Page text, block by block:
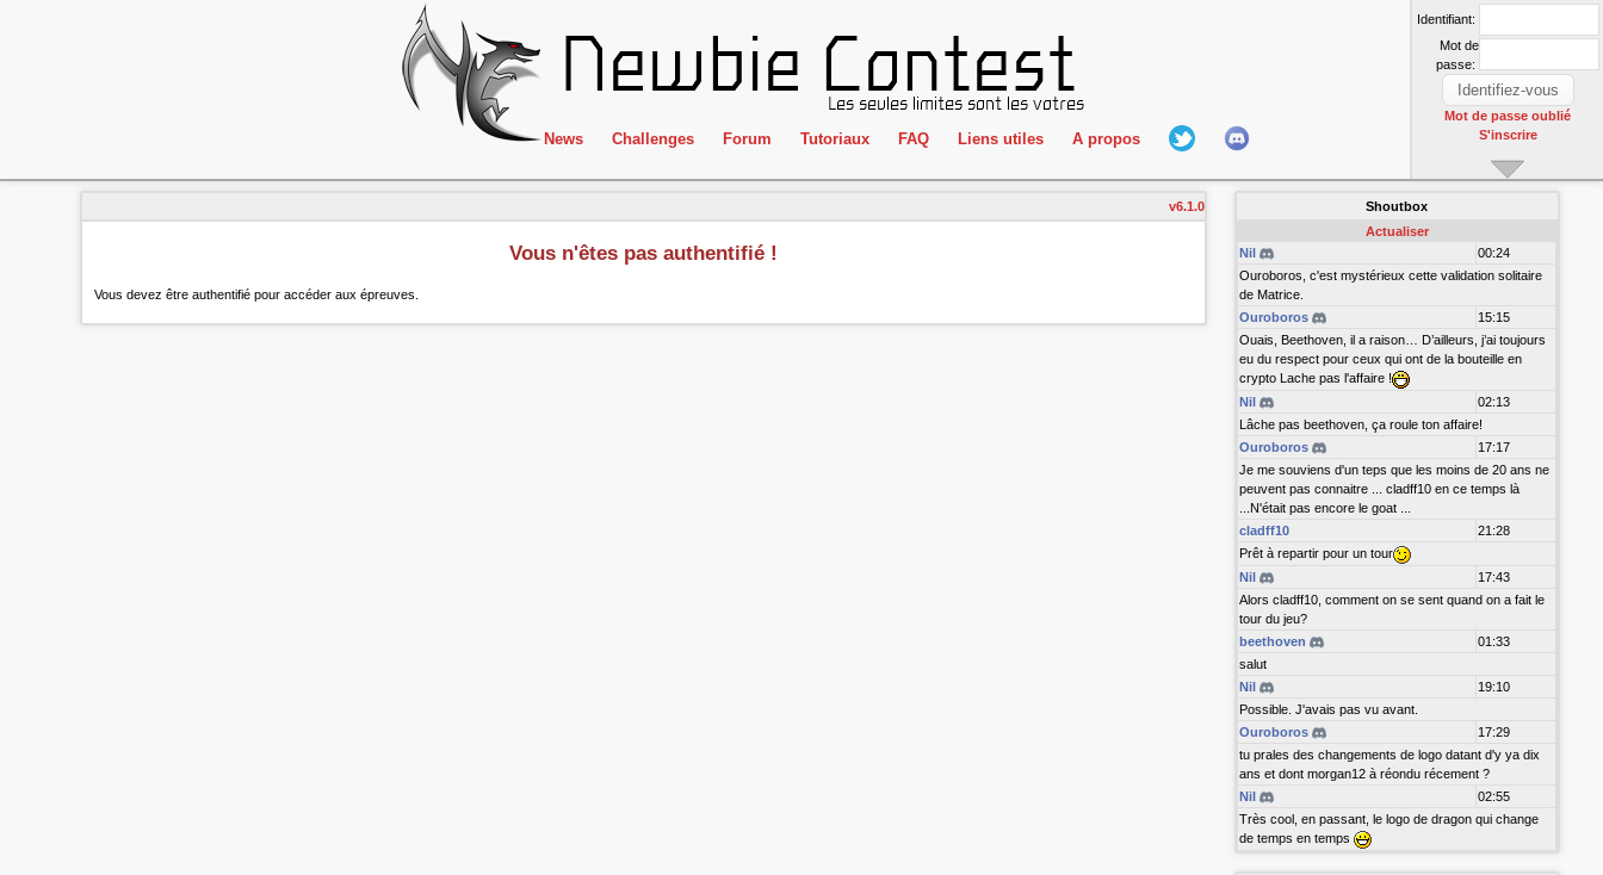
News Challenges
ClientSide
Forensics
Hacking
Forum Tutoriaux FAQ Liens utiles
IRC
Newbie Connect
A propos
L'équipe
Hall Of Fame
Identifiant:
Mot de
passe:
Mot de passe oublié
S'inscrire
v6.1.0
Vous n'êtes pas authentifié !
Vous devez être authentifié pour accéder aux épreuves.
Shoutbox
Actualiser
Nil
00:24
Ouroboros, c'est mystérieux cette validation solitaire
de Matrice.
Ouroboros
15:15
Ouais, Beethoven, il a raison… D’ailleurs, j’ai toujours
eu du respect pour ceux qui ont de la bouteille en
crypto Lache pas l'affaire !
Nil
02:13
Lâche pas beethoven, ça roule ton affaire!
Ouroboros
17:17
Je me souviens d'un teps que les moins de 20 ans ne
peuvent pas connaitre ... cladff10 en ce temps là
...N'était pas encore le goat ...
cladff10
21:28
Prêt à repartir pour un tour
Nil
17:43
Alors cladff10, comment on se sent quand on a fait le
tour du jeu?
beethoven
01:33
salut
Nil
19:10
Possible. J'avais pas vu avant.
Ouroboros
17:29
tu prales des changements de logo datant d'y ya dix
ans et dont morgan12 à réondu récement ?
Nil
02:55
Très cool, en passant, le logo de dragon qui change
de temps en temps